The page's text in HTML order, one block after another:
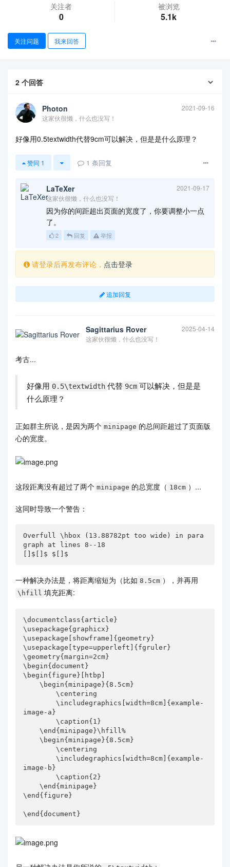
关注者
0
被浏览
5.1k
关注问题 我来回答
2 个回答
Photon
2021-09-16
这家伙很懒，什么也没写！
好像用0.5textwidth代替9cm可以解决，但是是什么原理？
赞同 1 1 条回复
LaTeXer
2021-09-17
这家伙很懒，什么也没写！
因为你的间距超出页面的宽度了，你要调整小一点
了。
2 回复 举报
请登录后再发布评论， 点击登录
追加回复
Sagittarius Rover
2025-04-14
这家伙很懒，什么也没写！
考古...
好像用 0.5\textwidth 代替 9cm 可以解决，但是是
什么原理？
正如群主所说，是因为两个 minipage 的总间距超过了页面版
心的宽度。
这段距离没有超过了两个 minipage 的总宽度（ 18cm ）...
这同时导致一个警告：
Overfull \hbox (13.88782pt too wide) in para
graph at lines 8--18
[]$[]$ $[]$
一种解决办法是，将距离缩短为（比如 8.5cm ），并再用
\hfill 填充距离:
\documentclass{article}
\usepackage{graphicx}
\usepackage[showframe]{geometry}
\usepackage[type=upperleft]{fgruler}
\geometry{margin=2cm}
\begin{document}
\begin{figure}[htbp]
    \begin{minipage}{8.5cm}
        \centering
        \includegraphics[width=8cm]{example-
image-a}
        \caption{1}
    \end{minipage}\hfill%
    \begin{minipage}{8.5cm}
        \centering
        \includegraphics[width=8cm]{example-
image-b}
        \caption{2}
    \end{minipage}
\end{figure}
\end{document}